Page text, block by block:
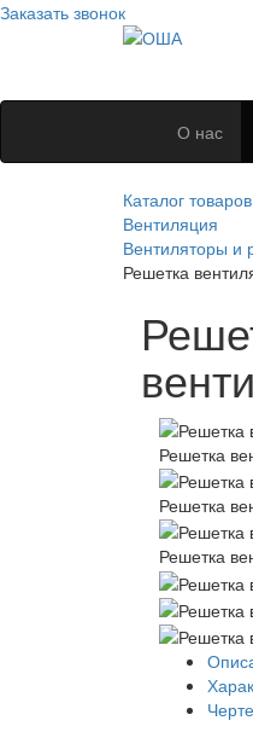
Заказать звонок
О нас
Каталог товаров
Вентиляция
Вентиляторы и
Решетка
Решетка
Решетка
Решетка